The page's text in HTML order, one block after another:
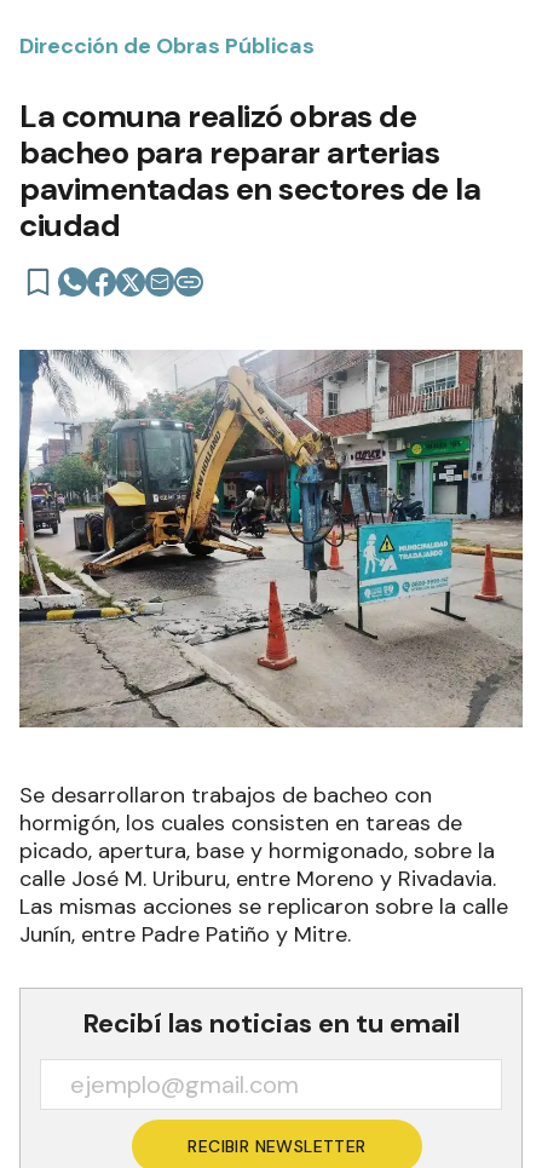
Dirección de Obras Públicas
La comuna realizó obras de
bacheo para reparar arterias
pavimentadas en sectores de la
ciudad
Se desarrollaron trabajos de bacheo con
hormigón, los cuales consisten en tareas de
picado, apertura, base y hormigonado, sobre la
calle José M. Uriburu, entre Moreno y Rivadavia.
Las mismas acciones se replicaron sobre la calle
Junín, entre Padre Patiño y Mitre.
Recibí las noticias en tu email
RECIBIR NEWSLETTER